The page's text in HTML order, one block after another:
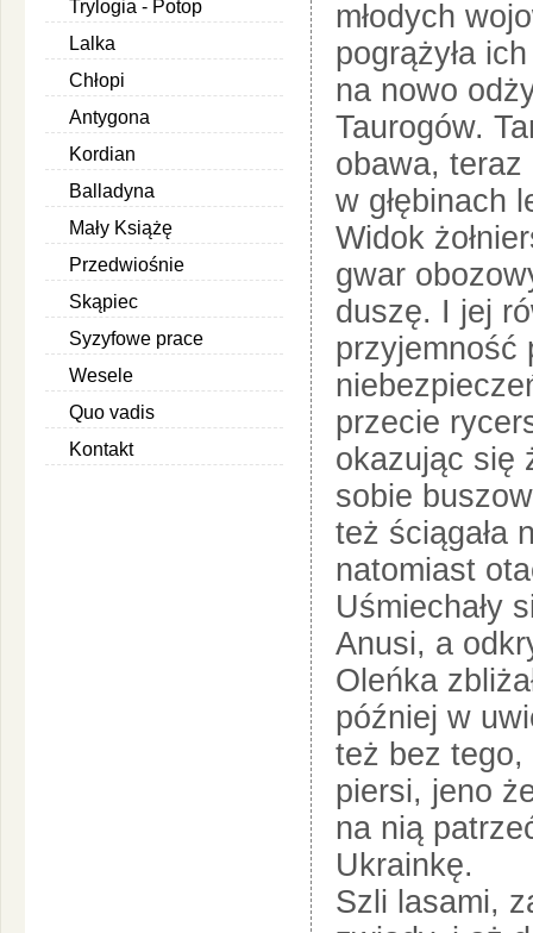
Trylogia - Potop
Lalka
Chłopi
Antygona
Kordian
Balladyna
Mały Książę
Przedwiośnie
Skąpiec
Syzyfowe prace
Wesele
Quo vadis
Kontakt
młodych
pogrążyła
na nowo
Taurogów.
obawa, teraz
w głębinach
Widok
gwar
duszę. I jej
przyjemność
przecie
okazując się
sobie
też ściągała
natomiast
Uśmiechały
Anusi, a
Oleńka
później w
też bez tego,
piersi, jeno
na nią
Ukrainkę.
Szli lasami,